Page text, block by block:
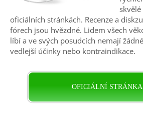
skvělé
oficiálních stránkách. Recenze a
fórech jsou hvězdné. Lidem všech
líbí a ve svých posudcích nemají
vedlejší účinky nebo kontraindikace.
OFICIÁLNÍ STRÁNKA